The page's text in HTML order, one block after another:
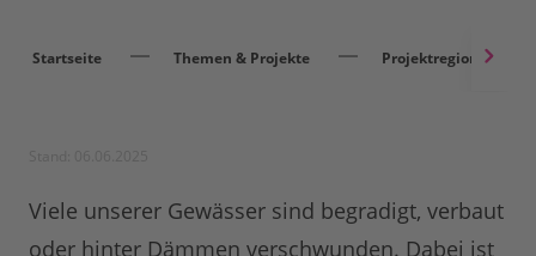
Startseite Themen & Projekte Projektregionen
Viele unserer Gewässer sind begradigt, verbaut
oder hinter Dämmen verschwunden. Dabei ist